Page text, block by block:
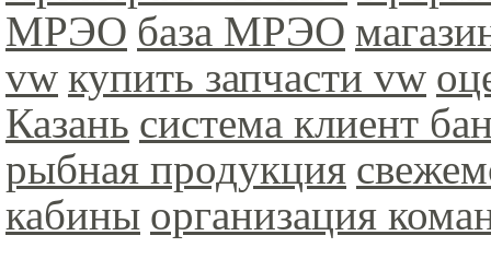
МРЭО база МРЭО
vw купить запчасти vw
Казань система клиент
рыбная продукция
кабины организация